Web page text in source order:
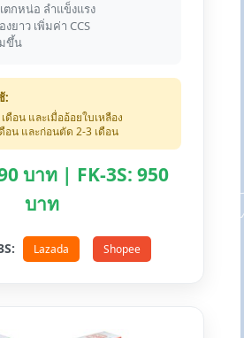
แตกหน่อ ลำแข็งแรง
งยาว เพิ่มค่า CCS
ขึ้น
:
ดือน และเมื่ออ้อยใบเหลือง
ดือน และก่อนตัด 2-3 เดือน
บาท | FK-3S: 950
บาท
Lazada Shopee